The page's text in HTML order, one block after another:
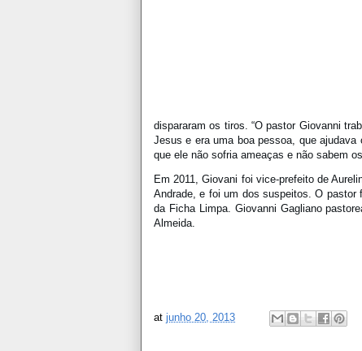
dispararam os tiros. “O pastor Giovanni
Jesus e era uma boa pessoa, que
que ele não sofria ameaças e não sabem
Em 2011, Giovani foi vice-prefeito de
Andrade, e foi um dos suspeitos. O pastor
da Ficha Limpa. Giovanni Gagliano
Almeida.
at junho 20, 2013